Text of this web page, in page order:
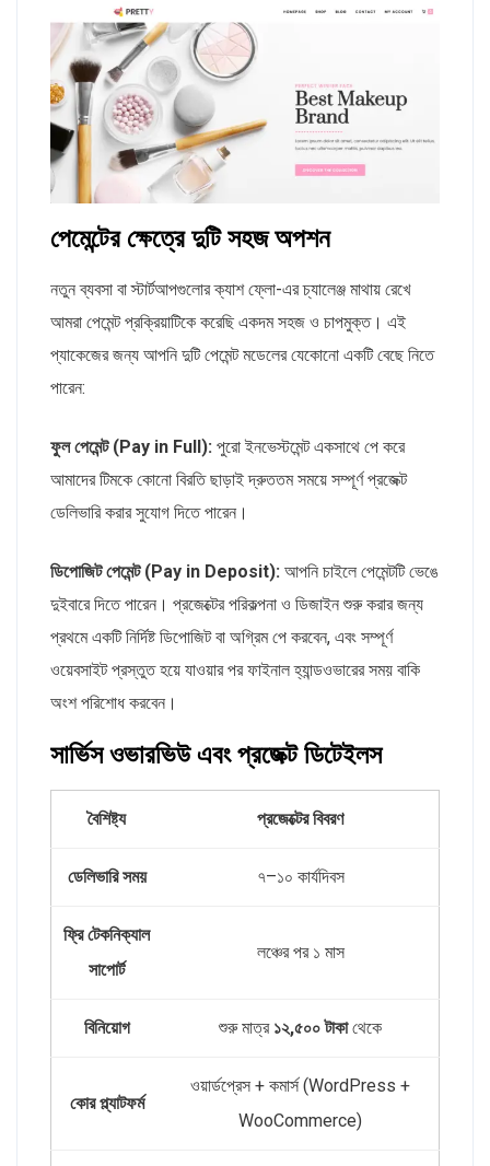
পেমেন্টের ক্ষেত্রে দুটি সহজ অপশন
নতুন ব্যবসা বা স্টার্টআপগুলোর ক্যাশ ফ্লো-এর চ্যালেঞ্জ মাথায় রেখে
আমরা পেমেন্ট প্রক্রিয়াটিকে করেছি একদম সহজ ও চাপমুক্ত। এই
প্যাকেজের জন্য আপনি দুটি পেমেন্ট মডেলের যেকোনো একটি বেছে নিতে
পারেন:
ফুল পেমেন্ট (Pay in Full): পুরো ইনভেস্টমেন্ট একসাথে পে করে
আমাদের টিমকে কোনো বিরতি ছাড়াই দ্রুততম সময়ে সম্পূর্ণ প্রজেক্ট
ডেলিভারি করার সুযোগ দিতে পারেন।
ডিপোজিট পেমেন্ট (Pay in Deposit): আপনি চাইলে পেমেন্টটি ভেঙে
দুইবারে দিতে পারেন। প্রজেক্টের পরিকল্পনা ও ডিজাইন শুরু করার জন্য
প্রথমে একটি নির্দিষ্ট ডিপোজিট বা অগ্রিম পে করবেন, এবং সম্পূর্ণ
ওয়েবসাইট প্রস্তুত হয়ে যাওয়ার পর ফাইনাল হ্যান্ডওভারের সময় বাকি
অংশ পরিশোধ করবেন।
সার্ভিস ওভারভিউ এবং প্রজেক্ট ডিটেইলস
বৈশিষ্ট্য প্রজেক্টের বিবরণ
ডেলিভারি সময় ৭–১০ কার্যদিবস
ফ্রি টেকনিক্যাল
সাপোর্ট
লঞ্চের পর ১ মাস
বিনিয়োগ শুরু মাত্র ১২,৫০০ টাকাথেকে
কোর প্ল্যাটফর্ম
ওয়ার্ডপ্রেস + কমার্স (WordPress +
WooCommerce)